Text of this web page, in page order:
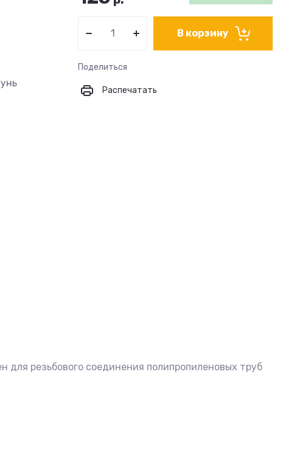
В корзину
Поделиться
Распечатать
резьбового соединения полипропиленовых труб